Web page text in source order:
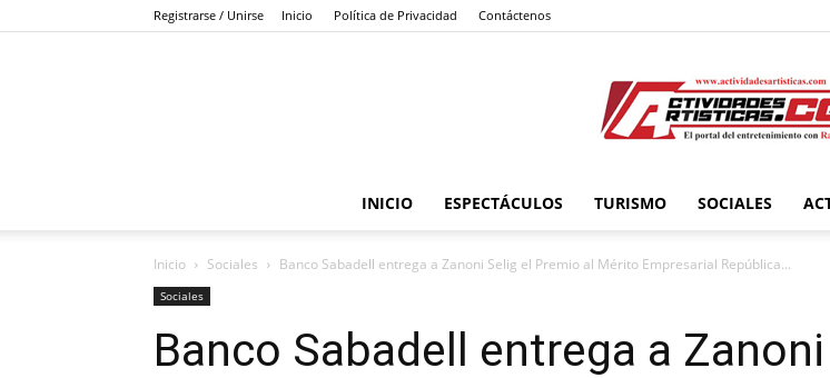
Registrarse / Unirse Inicio Política de Privacidad Contáctenos
INICIO ESPECTÁCULOS TURISMO SOCIALES
Inicio Sociales Banco Sabadell entrega a Zanoni Selig el Premio al Mérito Empresarial República...
Sociales
Banco Sabadell entrega a Zanoni